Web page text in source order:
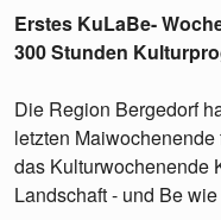
Erstes KuLaBe-
300 Stunden
Die Region Bergedorf
letzten
das Kulturwochenende
Landschaft - und Be